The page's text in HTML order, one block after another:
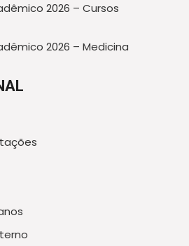
2026 – Cursos
2026 – Medicina